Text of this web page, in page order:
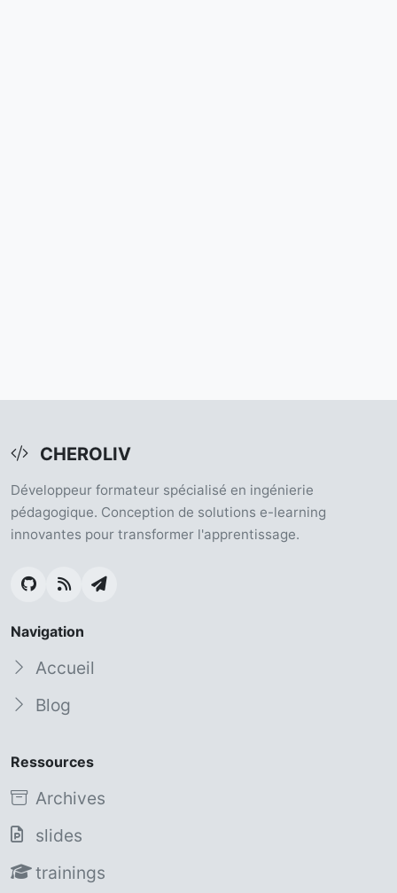
CHEROLIV
Développeur formateur spécialisé en ingénierie
pédagogique. Conception de solutions e-learning
innovantes pour transformer l'apprentissage.
Navigation
Accueil
Blog
Ressources
Archives
slides
trainings